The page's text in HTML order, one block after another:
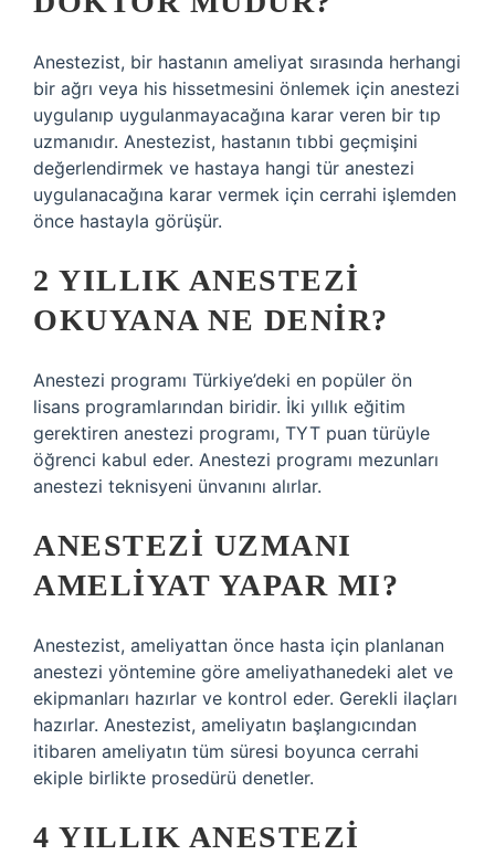
Anestezist, bir hastanın ameliyat sırasında herhangi
bir ağrı veya his hissetmesini önlemek için anestezi
uygulanıp uygulanmayacağına karar veren bir tıp
uzmanıdır. Anestezist, hastanın tıbbi geçmişini
değerlendirmek ve hastaya hangi tür anestezi
uygulanacağına karar vermek için cerrahi işlemden
önce hastayla görüşür.
2 YILLIK ANESTEZI
OKUYANA NE DENIR?
Anestezi programı Türkiye’deki en popüler ön
lisans programlarından biridir. İki yıllık eğitim
gerektiren anestezi programı, TYT puan türüyle
öğrenci kabul eder. Anestezi programı mezunları
anestezi teknisyeni ünvanını alırlar.
ANESTEZI UZMANI
AMELIYAT YAPAR MI?
Anestezist, ameliyattan önce hasta için planlanan
anestezi yöntemine göre ameliyathanedeki alet ve
ekipmanları hazırlar ve kontrol eder. Gerekli ilaçları
hazırlar. Anestezist, ameliyatın başlangıcından
itibaren ameliyatın tüm süresi boyunca cerrahi
ekiple birlikte prosedürü denetler.
4 YILLIK ANESTEZI